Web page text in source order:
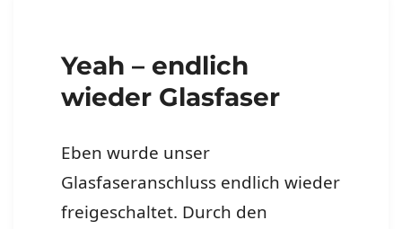
Yeah – endlich
wieder Glasfaser
Eben wurde unser
Glasfaseranschluss endlich wieder
freigeschaltet. Durch den